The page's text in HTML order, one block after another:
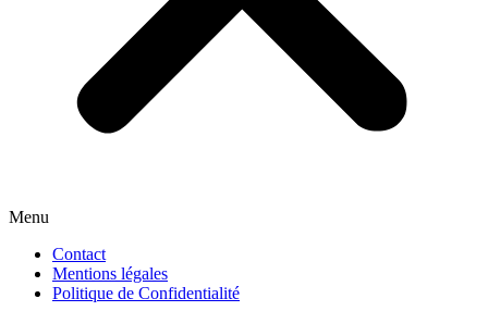
Menu
Contact
Mentions légales
Politique de Confidentialité